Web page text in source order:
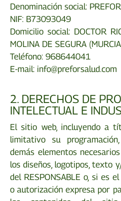
Denominación social: PREFOR
NIF: B73093049
Domicilio social: DOCTOR
MOLINA DE SEGURA
Teléfono: 968644041
E-mail: info@preforsalud.com
2. DERECHOS DE
INTELECTUAL E
El sitio web, incluyendo a
limitativo su
demás elementos
los diseños, logotipos, texto
del RESPONSABLE o, si es
o autorización expresa por